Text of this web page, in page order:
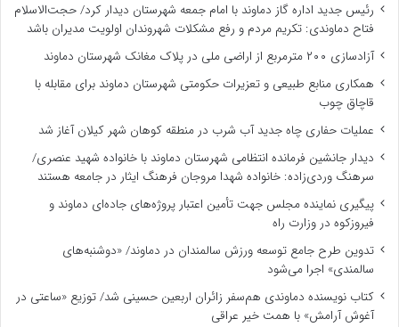
رئیس جدید اداره گاز دماوند با امام جمعه شهرستان دیدار کرد/ حجت‌الاسلام
فتاح دماوندی: تکریم مردم و رفع مشکلات شهروندان اولویت مدیران باشد
آزادسازی ۲۰۰ مترمربع از اراضی ملی در پلاک مغانک شهرستان دماوند
همکاری منابع طبیعی و تعزیرات حکومتی شهرستان دماوند برای مقابله با
قاچاق چوب
عملیات حفاری چاه جدید آب شرب در منطقه کوهان شهر کیلان آغاز شد
دیدار جانشین فرمانده انتظامی شهرستان دماوند با خانواده شهید عنصری/
سرهنگ وردی‌زاده: خانواده شهدا مروجان فرهنگ ایثار در جامعه هستند
پیگیری نماینده مجلس جهت تأمین اعتبار پروژه‌های جاده‌ای دماوند و
فیروزکوه در وزارت راه
تدوین طرح جامع توسعه ورزش سالمندان در دماوند/ «دوشنبه‌های
سالمندی» اجرا می‌شود
کتاب نویسنده دماوندی هم‌سفر زائران اربعین حسینی شد/ توزیع «ساعتی در
آغوش آرامش» با همت خیر عراقی